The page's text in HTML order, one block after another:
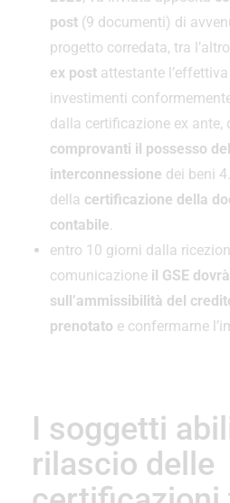
post (9 documenti) di
progetto corredata, tra
ex post attestante
investimenti
dalla certificazione ex ante,
comprovanti il possesso
interconnessione dei beni
della certificazione della
contabile.
entro 10 giorni dalla
comunicazione il GSE
sull’ammissibilità del
prenotato e confermarne
I soggetti
rilascio delle